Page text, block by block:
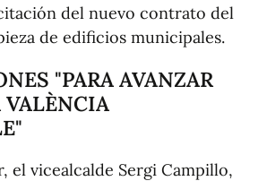
del nuevo contrato del
de edificios municipales.
"PARA AVANZAR
el vicealcalde Sergi Campillo,